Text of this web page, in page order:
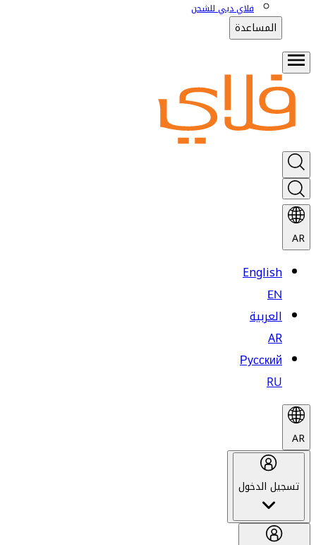
فلاي دبي للشحن
المساعدة
AR
English
EN
العربية
AR
Русский
RU
AR
تسجيل الدخول